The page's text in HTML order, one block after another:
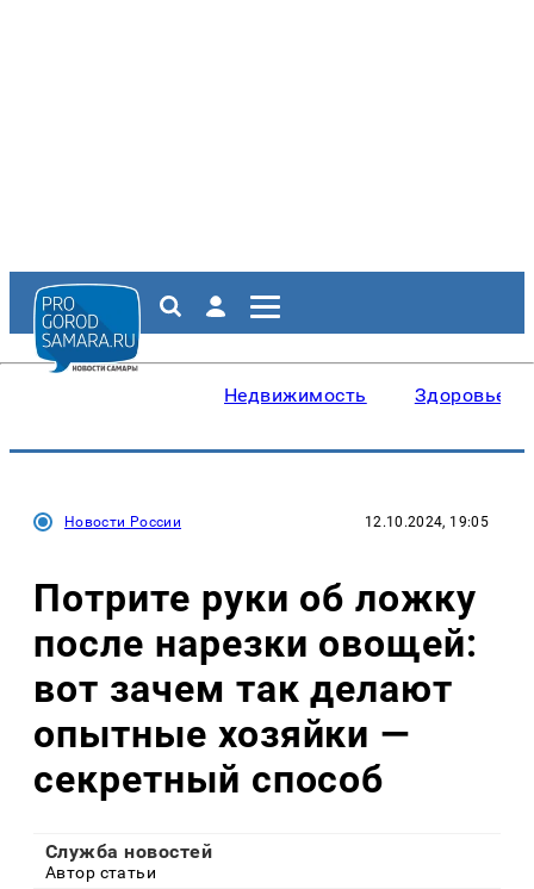
Недвижимость Здоровье
Новости России 12.10.2024, 19:05
Потрите руки об ложку
после нарезки овощей:
вот зачем так делают
опытные хозяйки —
секретный способ
Служба новостей
Автор статьи